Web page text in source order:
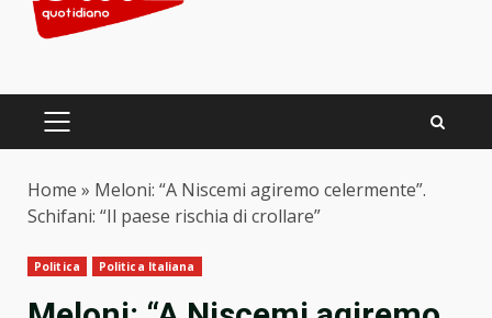
PRIMARY
Home » Meloni: “A Niscemi agiremo celermente”.
Schifani: “Il paese rischia di crollare”
Politica Politica Italiana